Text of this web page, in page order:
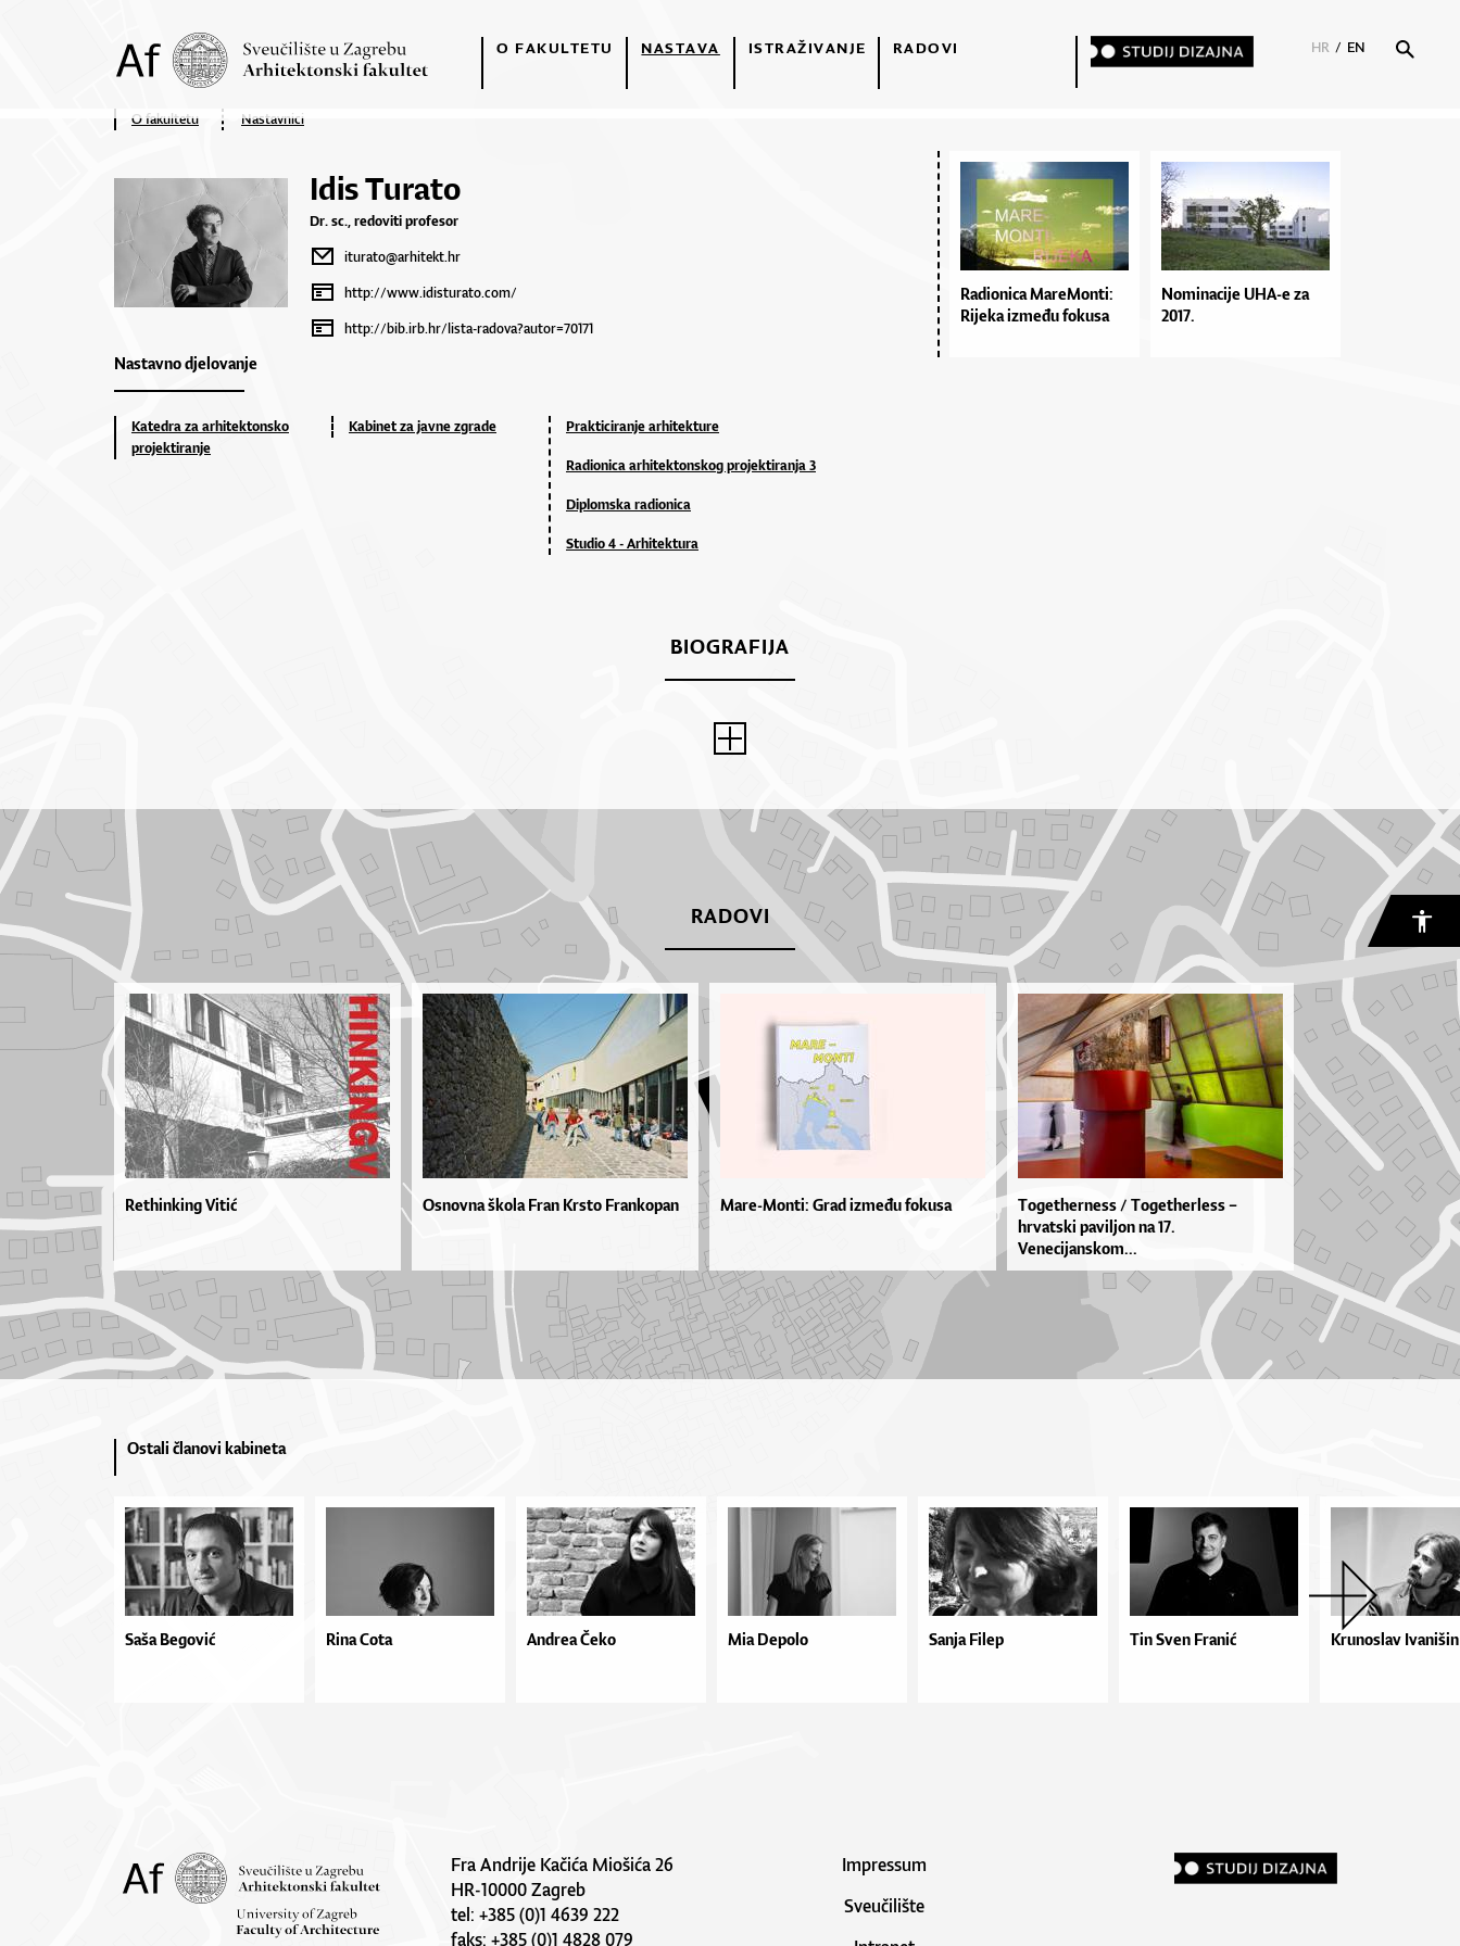
O FAKULTETU NASTAVA ISTRAŽIVANJE RADOVI HR / EN
O fakultetu Nastavnici
Idis Turato
Dr. sc., redoviti profesor
iturato@arhitekt.hr
http://www.idisturato.com/
http://bib.irb.hr/lista-radova?autor=70171
Nastavno djelovanje
Katedra za arhitektonsko
projektiranje
Kabinet za javne zgrade Prakticiranje arhitekture
Radionica arhitektonskog projektiranja 3
Diplomska radionica
Studio 4 - Arhitektura
Radionica MareMonti:
Rijeka između fokusa
Nominacije UHA-e za
2017.
BIOGRAFIJA
RADOVI
Rethinking Vitić Osnovna škola Fran Krsto Frankopan Mare-Monti: Grad između fokusa
Togetherness / Togetherless –
hrvatski paviljon na 17.
Venecijanskom...
Ostali članovi kabineta
Saša Begović Rina Cota Andrea Čeko Mia Depolo Sanja Filep Tin Sven Franić Krunoslav Ivanišin
Fra Andrije Kačića Miošića 26
HR-10000 Zagreb
tel: +385 (0)1 4639 222
faks: +385 (0)1 4828 079
Impressum
Sveučilište